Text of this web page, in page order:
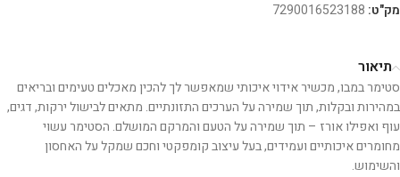
מק"ט: 7290016523188
תיאור
סטימר במבו, מכשיר אידוי איכותי שמאפשר לך להכין מאכלים טעימים ובריאים
במהירות ובקלות, תוך שמירה על הערכים התזונתיים. מתאים לבישול ירקות, דגים,
עוף ואפילו אורז – תוך שמירה על הטעם והמרקם המושלם. הסטימר עשוי
מחומרים איכותיים ועמידים, בעל עיצוב קומפקטי וחכם שמקל על האחסון
והשימוש.